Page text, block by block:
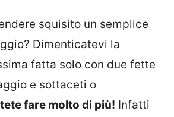
squisito un semplice
Dimenticatevi la
fatta solo con due fette
e sottaceti o
fare molto di più! Infatti